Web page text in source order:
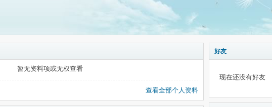
暂无资料项或无权查看
查看全部个人资料
好友
现在还没有好友